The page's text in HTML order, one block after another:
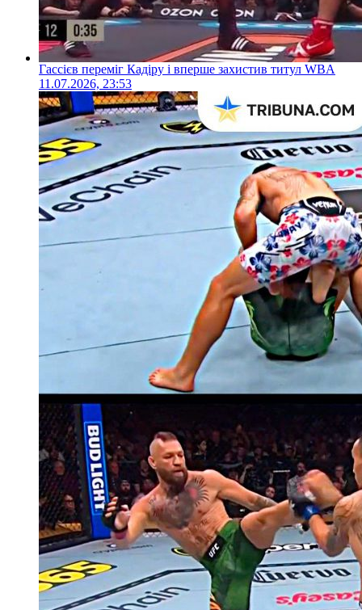
Гассієв переміг Кадіру і вперше захистив титул WBA
11.07.2026, 23:53